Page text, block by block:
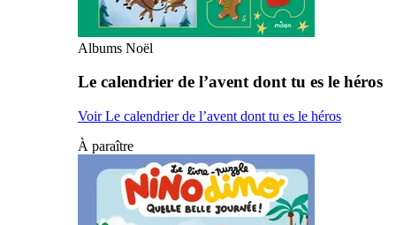
Albums Noël
Le calendrier de l’avent dont tu es le héros
Voir Le calendrier de l’avent dont tu es le héros
À paraître